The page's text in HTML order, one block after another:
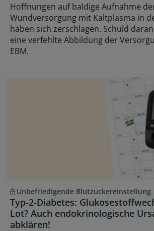
Hoffnungen auf baldige Aufnahme
Wundversorgung mit Kaltplasma in
haben sich zerschlagen. Schuld
eine verfehlte Abbildung der
EBM.
Unbefriedigende Blutzuckereinstellung
Typ-2-Diabetes:
Lot? Auch endokrinologische
abklären!